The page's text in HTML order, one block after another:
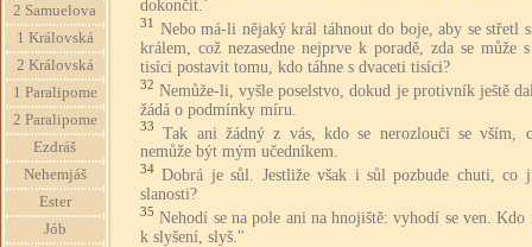
2 Samuelova
1 Královská
2 Královská
1 Paralipome
2 Paralipome
Ezdráš
Nehemjáš
Ester
Jób
dokončit.´
31
Nebo má-li nějaký král táhnout do boje, aby se střetl
králem, což nezasedne nejprve k poradě, zda se může
tisíci postavit tomu, kdo táhne s dvaceti tisíci?
32 Nemůže-li, vyšle poselstvo, dokud je protivník ještě
žádá o podmínky míru.
33
Tak ani žádný z vás, kdo se nerozloučí se vším,
nemůže být mým učedníkem.
34 Dobrá je sůl. Jestliže však i sůl pozbude chuti, co
slanosti?
35 Nehodí se na pole ani na hnojiště: vyhodí se ven. Kdo
k slyšení, slyš."